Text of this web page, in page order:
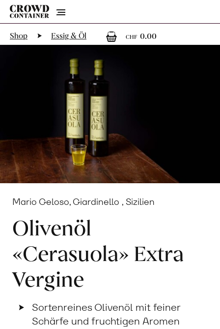
Menu
Shop Essig & Öl
CHF 0.000 Artikel im
Mario Geloso, Giardinello , Sizilien
Olivenöl
«Cerasuola» Extra
Vergine
Sortenreines Olivenöl mit feiner
Schärfe und fruchtigen Aromen